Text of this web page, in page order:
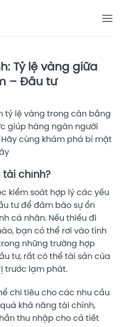
Tỷ lệ vàng giữa
– Đầu tư
tỷ lệ vàng trong cân bằng
giúp hàng ngàn người
cùng khám phá bí mật
tài chính?
kiểm soát hợp lý các yếu
tư để đảm bảo sự ổn
cá nhân. Nếu thiếu đi
bạn có thể rơi vào tình
những trường hợp
tư, rất có thể tài sản của
trước lạm phát.
chi tiêu cho các nhu cầu
khả năng tài chính,
thu nhập cho cả tiết